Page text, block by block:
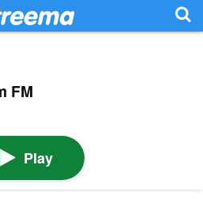
FM
Play